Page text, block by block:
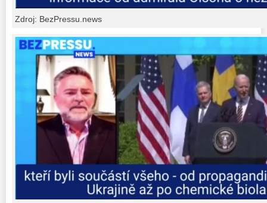
Zdroj: BezPressu.news